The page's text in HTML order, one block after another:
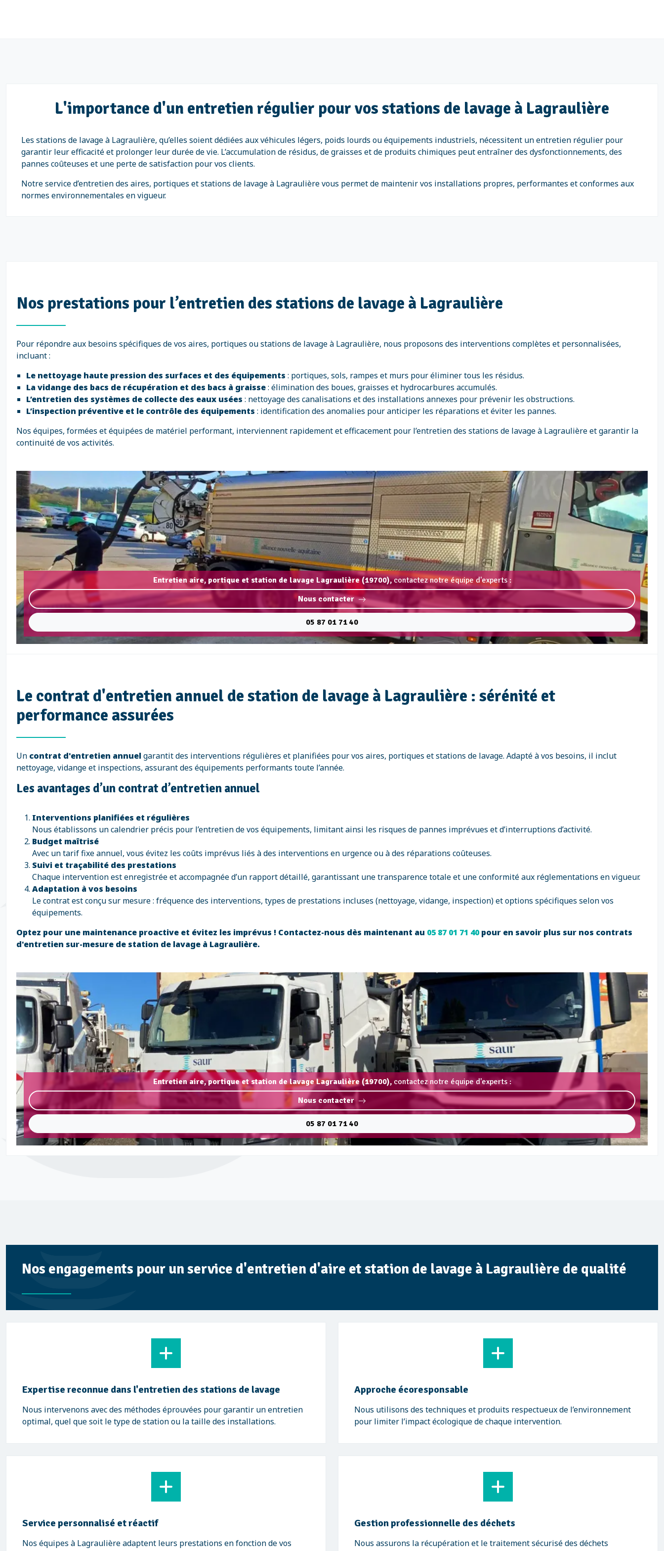
L'importance d'un entretien régulier pour vos stations de lavage à Lagraulière
Les stations de lavage à Lagraulière, qu’elles soient dédiées aux véhicules légers, poids lourds ou équipements industriels, nécessitent un entretien régulier pour
garantir leur efficacité et prolonger leur durée de vie. L’accumulation de résidus, de graisses et de produits chimiques peut entraîner des dysfonctionnements, des
pannes coûteuses et une perte de satisfaction pour vos clients.
Notre service d’entretien des aires, portiques et stations de lavage à Lagraulière vous permet de maintenir vos installations propres, performantes et conformes aux
normes environnementales en vigueur.
Nos prestations pour l’entretien des stations de lavage à Lagraulière
Pour répondre aux besoins spécifiques de vos aires, portiques ou stations de lavage à Lagraulière, nous proposons des interventions complètes et personnalisées,
incluant :
Le nettoyage haute pression des surfaces et des équipements : portiques, sols, rampes et murs pour éliminer tous les résidus.
La vidange des bacs de récupération et des bacs à graisse: élimination des boues, graisses et hydrocarbures accumulés.
L’entretien des systèmes de collecte des eaux usées : nettoyage des canalisations et des installations annexes pour prévenir les obstructions.
L’inspection préventive et le contrôle des équipements : identification des anomalies pour anticiper les réparations et éviter les pannes.
Nos équipes, formées et équipées de matériel performant, interviennent rapidement et efficacement pour l’entretien des stations de lavage à Lagraulière et garantir la
continuité de vos activités.
Entretien aire, portique et station de lavage Lagraulière (19700),contactez notre équipe d'experts :
Nous contacter
05 87 01 71 40
Le contrat d'entretien annuel de station de lavage à Lagraulière : sérénité et
performance assurées
Un contrat d'entretien annuelgarantit des interventions régulières et planifiées pour vos aires, portiques et stations de lavage. Adapté à vos besoins, il inclut
nettoyage, vidange et inspections, assurant des équipements performants toute l’année.
Les avantages d’un contrat d’entretien annuel
Interventions planifiées et régulières
Nous établissons un calendrier précis pour l’entretien de vos équipements, limitant ainsi les risques de pannes imprévues et d’interruptions d’activité.
Budget maîtrisé
Avec un tarif fixe annuel, vous évitez les coûts imprévus liés à des interventions en urgence ou à des réparations coûteuses.
Suivi et traçabilité des prestations
Chaque intervention est enregistrée et accompagnée d’un rapport détaillé, garantissant une transparence totale et une conformité aux réglementations en vigueur.
Adaptation à vos besoins
Le contrat est conçu sur mesure : fréquence des interventions, types de prestations incluses (nettoyage, vidange, inspection) et options spécifiques selon vos
équipements.
Optez pour une maintenance proactive et évitez les imprévus ! Contactez-nous dès maintenant au 05 87 01 71 40pour en savoir plus sur nos contrats
d'entretien sur-mesure de station de lavage à Lagraulière.
Entretien aire, portique et station de lavage Lagraulière (19700), contactez notre équipe d'experts :
Nous contacter
05 87 01 71 40
Nos engagements pour un service d'entretien d'aire et station de lavage à Lagraulière de qualité
Expertise reconnue dans l'entretien des stations de lavage
Nous intervenons avec des méthodes éprouvées pour garantir un entretien
optimal, quel que soit le type de station ou la taille des installations.
Approche écoresponsable
Nous utilisons des techniques et produits respectueux de l’environnement
pour limiter l’impact écologique de chaque intervention.
Service personnalisé et réactif
Nos équipes à Lagraulière adaptent leurs prestations en fonction de vos
Gestion professionnelle des déchets
Nous assurons la récupération et le traitement sécurisé des déchets